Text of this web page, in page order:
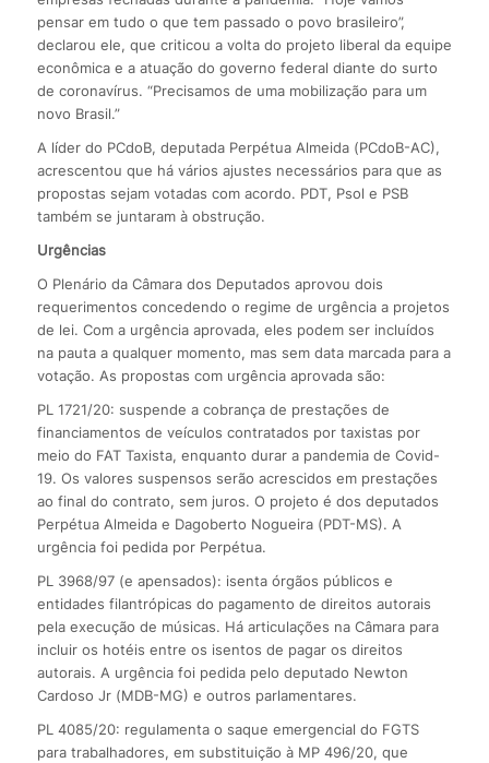
pensar em tudo o que tem passado o povo brasileiro”,
declarou ele, que criticou a volta do projeto liberal da equipe
econômica e a atuação do governo federal diante do surto
de coronavírus. “Precisamos de uma mobilização para um
novo Brasil.”
A líder do PCdoB, deputada Perpétua Almeida (PCdoB-AC),
acrescentou que há vários ajustes necessários para que as
propostas sejam votadas com acordo. PDT, Psol e PSB
também se juntaram à obstrução.
Urgências
O Plenário da Câmara dos Deputados aprovou dois
requerimentos concedendo o regime de urgência a projetos
de lei. Com a urgência aprovada, eles podem ser incluídos
na pauta a qualquer momento, mas sem data marcada para a
votação. As propostas com urgência aprovada são:
PL 1721/20: suspende a cobrança de prestações de
financiamentos de veículos contratados por taxistas por
meio do FAT Taxista, enquanto durar a pandemia de Covid-
19. Os valores suspensos serão acrescidos em prestações
ao final do contrato, sem juros. O projeto é dos deputados
Perpétua Almeida e Dagoberto Nogueira (PDT-MS). A
urgência foi pedida por Perpétua.
PL 3968/97 (e apensados): isenta órgãos públicos e
entidades filantrópicas do pagamento de direitos autorais
pela execução de músicas. Há articulações na Câmara para
incluir os hotéis entre os isentos de pagar os direitos
autorais. A urgência foi pedida pelo deputado Newton
Cardoso Jr (MDB-MG) e outros parlamentares.
PL 4085/20: regulamenta o saque emergencial do FGTS
para trabalhadores, em substituição à MP 496/20, que